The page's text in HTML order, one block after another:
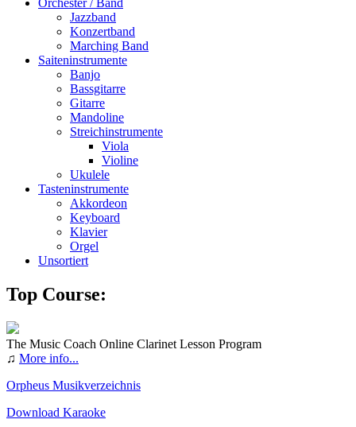
Jazzband
Konzertband
Marching Band
Saiteninstrumente
Banjo
Bassgitarre
Gitarre
Mandoline
Streichinstrumente
Viola
Violine
Ukulele
Tasteninstrumente
Akkordeon
Keyboard
Klavier
Orgel
Unsortiert
Top Course:
The Music Coach Online Clarinet Lesson Program
♫ More info...
Orpheus Musikverzeichnis
Download Karaoke